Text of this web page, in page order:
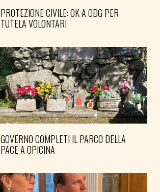
PROTEZIONE CIVILE: OK A ODG PER
TUTELA VOLONTARI
GOVERNO COMPLETI IL PARCO DELLA
PACE A OPICINA